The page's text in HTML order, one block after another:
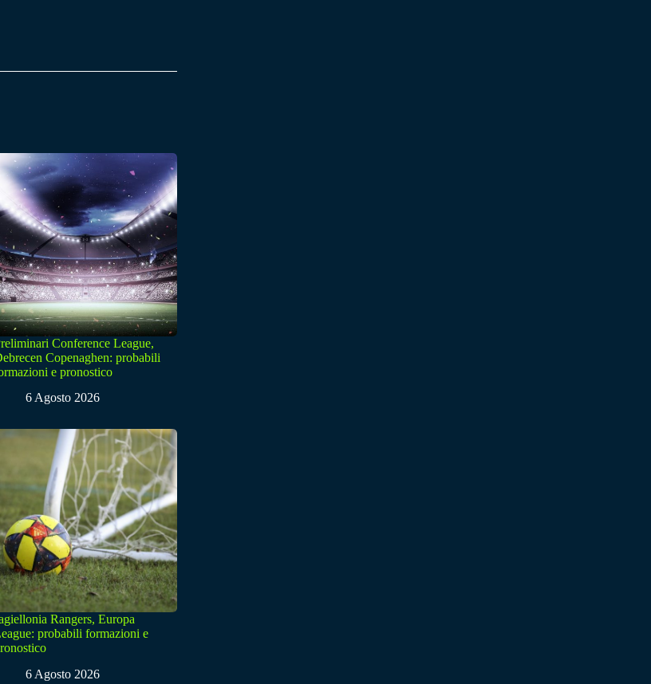
Conference League,
Copenaghen: probabili
e pronostico
6 Agosto 2026
Rangers, Europa
probabili formazioni e
6 Agosto 2026